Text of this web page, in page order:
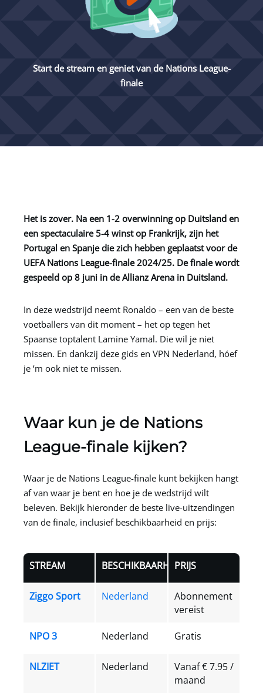
Start de stream en geniet van de Nations League-
finale
Het is zover. Na een 1-2 overwinning op Duitsland en
een spectaculaire 5-4 winst op Frankrijk, zijn het
Portugal en Spanje die zich hebben geplaatst voor de
UEFA Nations League-finale 2024/25. De finale wordt
gespeeld op 8 juni in de Allianz Arena in Duitsland.
In deze wedstrijd neemt Ronaldo – een van de beste
voetballers van dit moment – het op tegen het
Spaanse toptalent Lamine Yamal. Die wil je niet
missen. En dankzij deze gids en VPN Nederland, hóef
je ‘m ook niet te missen.
Waar kun je de Nations
League-finale kijken?
Waar je de Nations League-finale kunt bekijken hangt
af van waar je bent en hoe je de wedstrijd wilt
beleven. Bekijk hieronder de beste live-uitzendingen
van de finale, inclusief beschikbaarheid en prijs:
STREAM BESCHIKBAARHEIDPRIJS
Ziggo Sport Nederland
Abonnement
vereist
NPO 3 Nederland Gratis
NLZIET Nederland
Vanaf € 7.95 /
maand